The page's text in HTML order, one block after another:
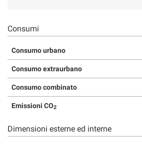
Consumi
Consumo urbano
Consumo extraurbano
Consumo combinato
Emissioni CO2
Dimensioni esterne ed interne